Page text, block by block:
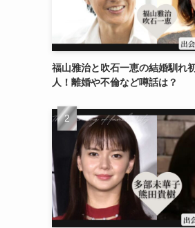
福山雅治と吹石一恵の結婚馴れ
人！離婚や不倫など噂話は？